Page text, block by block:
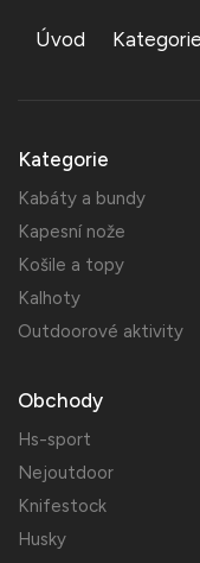
Úvod Kategorie
Kategorie
Kabáty a bundy
Kapesní nože
Košile a topy
Kalhoty
Outdoorové aktivity
Obchody
Hs-sport
Nejoutdoor
Knifestock
Husky